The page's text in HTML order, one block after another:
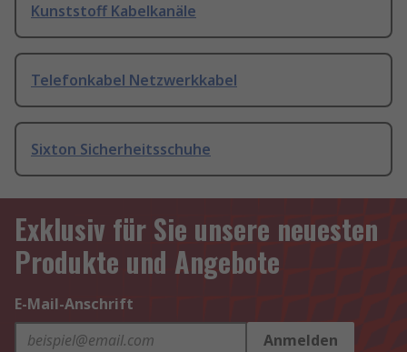
Kunststoff Kabelkanäle
Telefonkabel Netzwerkkabel
Sixton Sicherheitsschuhe
Exklusiv für Sie unsere neuesten
Produkte und Angebote
E-Mail-Anschrift
Anmelden